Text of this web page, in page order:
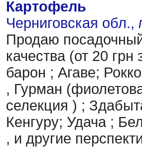
Картофель
Черниговская обл.,
Продаю
качества (от 20
барон ; Агаве;
, Гурман
селекция ) ;
Кенгуру; Удача ;
, и другие